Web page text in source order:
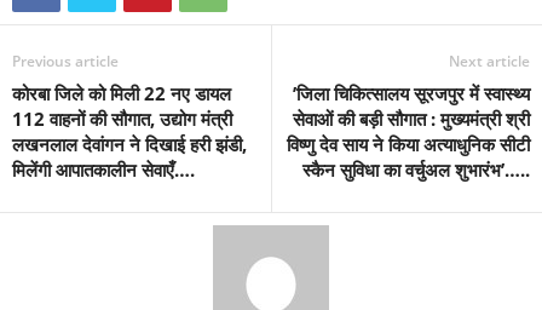
Previous article
कोरबा जिले को मिली 22 नए डायल
112 वाहनों की सौगात, उद्योग मंत्री
लखनलाल देवांगन ने दिखाई हरी झंडी,
मिलेंगी आपातकालीन सेवाएँ….
Next article
’जिला चिकित्सालय सूरजपुर में स्वास्थ्य
सेवाओं की बड़ी सौगात : मुख्यमंत्री श्री
विष्णु देव साय ने किया अत्याधुनिक सीटी
स्कैन सुविधा का वर्चुअल शुभारंभ’…..